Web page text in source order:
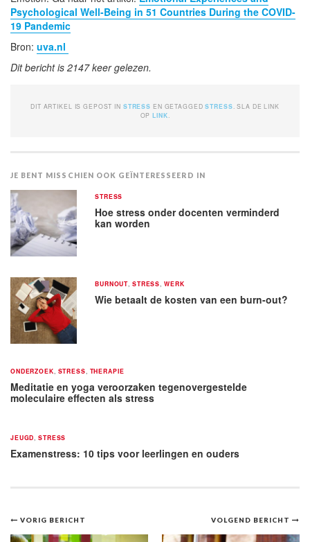
Psychological Well-Being in 51 Countries During the COVID-
19 Pandemic
Bron: uva.nl
Dit bericht is 2147 keer gelezen.
DIT ARTIKEL IS GEPOST IN STRESS EN GETAGGEDSTRESS . SLA DE LINK
OPLINK
JE BENT MISSCHIEN OOK GEÏNTERESSEERD IN
STRESS
Hoe stress onder docenten verminderd
kan worden
BURNOUT STRESS WERK
Wie betaalt de kosten van een burn-out?
ONDERZOEK STRESS THERAPIE
Meditatie en yoga veroorzaken tegenovergestelde
moleculaire effecten als stress
JEUGD ,STRESS
Examenstress: 10 tips voor leerlingen en ouders
Bericht VOLGEND BERICHT
VORIG BERICHT